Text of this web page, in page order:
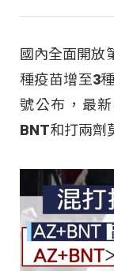
國內全面開放
種疫苗增至3
號公布，最
BNT和打兩劑